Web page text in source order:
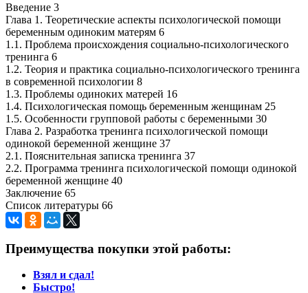
Введение 3
Глава 1. Теоретические аспекты психологической помощи
беременным одиноким матерям 6
1.1. Проблема происхождения социально-психологического
тренинга 6
1.2. Теория и практика социально-психологического тренинга
в современной психологии 8
1.3. Проблемы одиноких матерей 16
1.4. Психологическая помощь беременным женщинам 25
1.5. Особенности групповой работы с беременными 30
Глава 2. Разработка тренинга психологической помощи
одинокой беременной женщине 37
2.1. Пояснительная записка тренинга 37
2.2. Программа тренинга психологической помощи одинокой
беременной женщине 40
Заключение 65
Список литературы 66
Преимущества покупки этой работы:
Взял и сдал!
Быстро!